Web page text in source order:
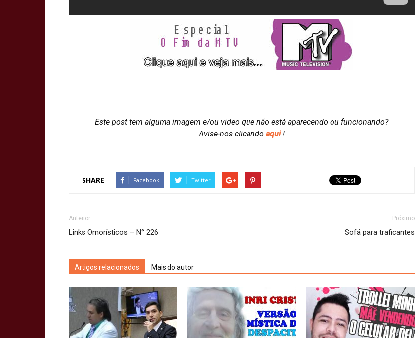
Este post tem alguma imagem e/ou video que não está aparecendo ou funcionando?
Avise-nos clicando aqui !
SHARE Facebook Twitter
Anterior
Links Omorísticos – N° 226
Próximo
Sofá para traficantes
Artigos relacionados Mais do autor